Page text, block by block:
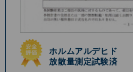
ホルムアルデヒド
放散量測定試験済